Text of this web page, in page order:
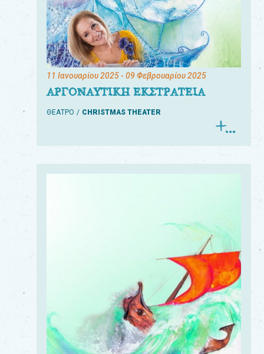
11 Ιανουαρίου 2025- 09 Φεβρουαρίου 2025
ΑΡΓΟΝΑΥΤΙΚΗ ΕΚΣΤΡΑΤΕΙΑ
ΘΕΑΤΡΟ CHRISTMAS THEATER